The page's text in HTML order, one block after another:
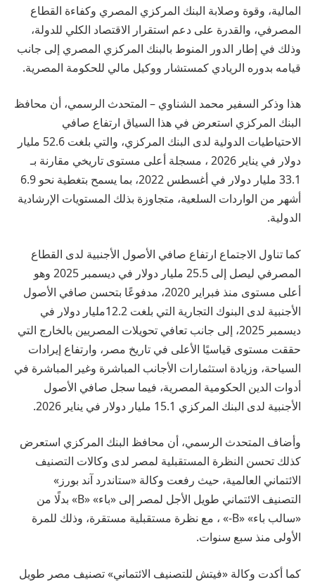
المالية، وقوة وصلابة البنك المركزي المصري وكفاءة القطاع
المصرفي، والقدرة على دعم استقرار الاقتصاد الكلي للدولة،
وذلك في إطار الدور المنوط بالبنك المركزي المصري إلى جانب
قيامه بدوره الريادي كمستشار ووكيل مالي للحكومة المصرية.
هذا وذكر السفير محمد الشناوي – المتحدث الرسمي، أن محافظ
البنك المركزي استعرض في هذا السياق ارتفاع صافي
الاحتياطيات الدولية لدى البنك المركزي، والتي بلغت 52.6 مليار
دولار في يناير 2026 ، مسجلة أعلى مستوى تاريخي مقارنة بـ
33.1 مليار دولار في أغسطس 2022، بما يسمح بتغطية نحو 6.9
أشهر من الواردات السلعية، متجاوزة بذلك المستويات الإرشادية
الدولية.
كما تناول الاجتماع ارتفاع صافي الأصول الأجنبية لدى القطاع
المصرفي ليصل إلى 25.5 مليار دولار في ديسمبر 2025 وهو
أعلى مستوى منذ فبراير 2020، مدفوعًا بتحسن صافي الأصول
الأجنبية لدى البنوك التجارية التي بلغت 12.2مليار دولار في
ديسمبر 2025، إلى جانب تعافي تحويلات المصريين بالخارج التي
حققت مستوى قياسيًا الأعلى في تاريخ مصر، وارتفاع إيرادات
السياحة، وزيادة استثمارات الأجانب المباشرة وغير المباشرة في
أدوات الدين الحكومية المصرية، فيما سجل صافي الأصول
الأجنبية لدى البنك المركزي 15.1 مليار دولار في يناير 2026.
وأضاف المتحدث الرسمي، أن محافظ البنك المركزي استعرض
كذلك تحسن النظرة المستقبلية لمصر لدى وكالات التصنيف
الائتماني العالمية، حيث رفعت وكالة «ستاندرد آند بورز»
التصنيف الائتماني طويل الأجل لمصر إلى «باء» «B» بدلًا من
«سالب باء» «B-» ، مع نظرة مستقبلية مستقرة، وذلك للمرة
الأولى منذ سبع سنوات.
كما أكدت وكالة «فيتش للتصنيف الائتماني» تصنيف مصر طويل